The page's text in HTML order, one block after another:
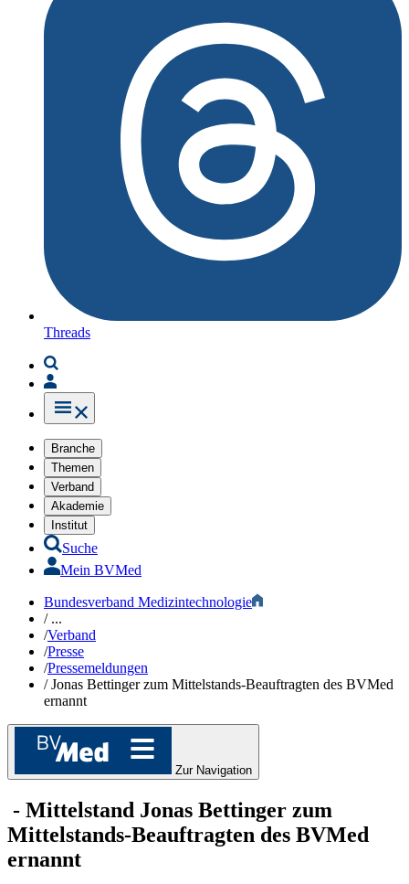
Threads
Branche
Themen
Verband
Akademie
Institut
Suche
Mein BVMed
Bundesverband Medizintechnologie
/...
/Verband
/Presse
/Pressemeldungen
/Jonas Bettinger zum Mittelstands-Beauftragten des BVMed
ernannt
Zur Navigation
- Mittelstand Jonas Bettinger zum
Mittelstands-Beauftragten des BVMed
ernannt